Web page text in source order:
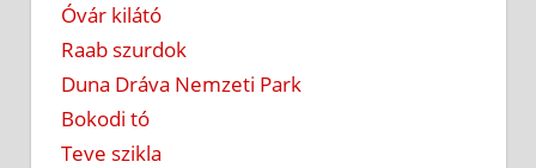
Óvár kilátó
Raab szurdok
Duna Dráva Nemzeti Park
Bokodi tó
Teve szikla